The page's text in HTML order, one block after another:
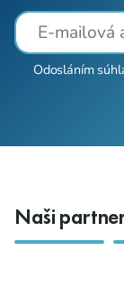
Odosláním
Naši